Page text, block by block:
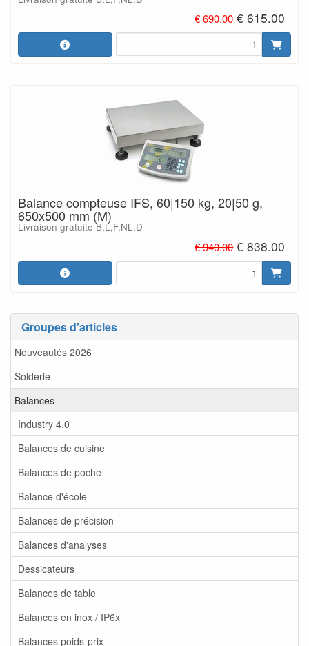
Groupes d'articles
Nouveautés 2026
Solderie
Balances
Industry 4.0
Balances de cuisine
Balances de poche
Balance d'école
Balances de précision
Balances d'analyses
Dessicateurs
Balances de table
Balances en inox / IP6x
Balances poids-prix
€ 690.00 € 615.00
Balance compteuse IFS, 60|150 kg, 20|50 g,
650x500 mm (M)
Livraison gratuite B,L,F,NL,D
€ 940.00 € 838.00